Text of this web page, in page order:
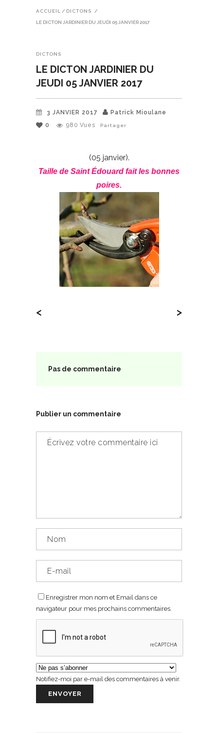
ACCUEIL / DICTONS /
LE DICTON JARDINIER DU JEUDI 05 JANVIER 2017
DICTONS
LE DICTON JARDINIER DU
JEUDI 05 JANVIER 2017
3 JANVIER 2017
Patrick Mioulane
0
980 Vues Partager
(05 janvier).
Taille de Saint Édouard fait les bonnes
poires.
< >
Pas de commentaire
Publier un commentaire
Enregistrer mon nom et Email dans ce
navigateur pour mes prochains commentaires.
Notifiez-moi par e-mail des commentaires à venir.